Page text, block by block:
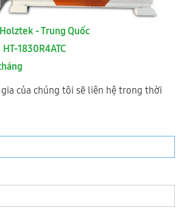
Holztek - Trung Quốc
HT-1830R4ATC
của chúng tôi sẽ liên hệ trong thời
Tổ 28, xã Phúc Thịnh, Thành phố Hà Nội
Cường
Thức